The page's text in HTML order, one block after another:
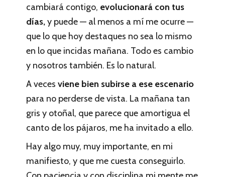
cambiará contigo, evolucionará con tus
días,y puede — al menos a mí me ocurre —
que lo que hoy destaques no sea lo mismo
en lo que incidas mañana. Todo es cambio
y nosotros también. Es lo natural.
A vecesviene bien subirse a ese escenario
para no perderse de vista. La mañana tan
gris y otoñal, que parece que amortigua el
canto de los pájaros, me ha invitado a ello.
Hay algo muy, muy importante, en mi
manifiesto, y que me cuesta conseguirlo.